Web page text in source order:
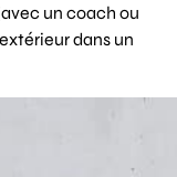
un coach ou
dans un